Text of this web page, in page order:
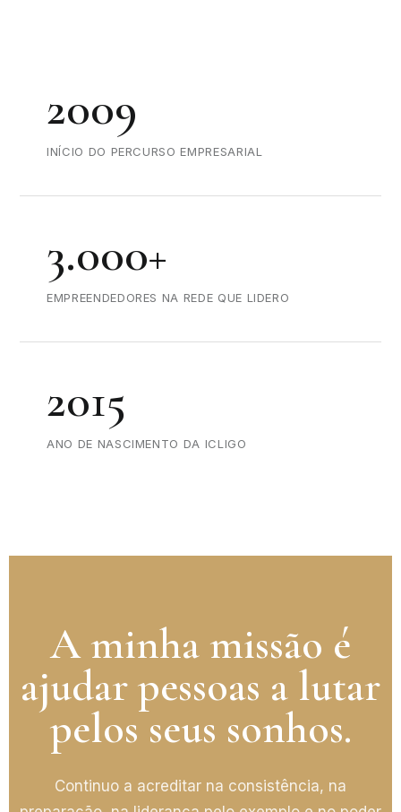
2009
INÍCIO DO PERCURSO EMPRESARIAL
3.000+
EMPREENDEDORES NA REDE QUE LIDERO
2015
ANO DE NASCIMENTO DA ICLIGO
A minha missão é
ajudar pessoas a lutar
pelos seus sonhos.
Continuo a acreditar na consistência, na